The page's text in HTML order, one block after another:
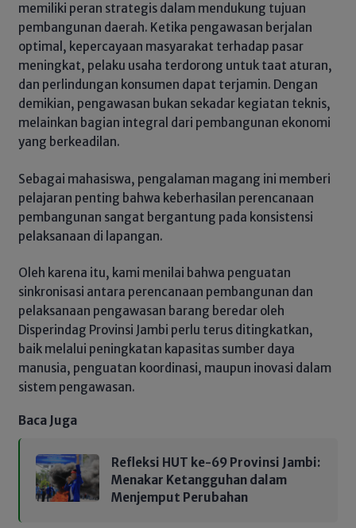
memiliki peran strategis dalam mendukung tujuan
pembangunan daerah. Ketika pengawasan berjalan
optimal, kepercayaan masyarakat terhadap pasar
meningkat, pelaku usaha terdorong untuk taat aturan,
dan perlindungan konsumen dapat terjamin. Dengan
demikian, pengawasan bukan sekadar kegiatan teknis,
melainkan bagian integral dari pembangunan ekonomi
yang berkeadilan.
Sebagai mahasiswa, pengalaman magang ini memberi
pelajaran penting bahwa keberhasilan perencanaan
pembangunan sangat bergantung pada konsistensi
pelaksanaan di lapangan.
Oleh karena itu, kami menilai bahwa penguatan
sinkronisasi antara perencanaan pembangunan dan
pelaksanaan pengawasan barang beredar oleh
Disperindag Provinsi Jambi perlu terus ditingkatkan,
baik melalui peningkatan kapasitas sumber daya
manusia, penguatan koordinasi, maupun inovasi dalam
sistem pengawasan.
Baca Juga
Refleksi HUT ke-69 Provinsi Jambi:
Menakar Ketangguhan dalam
Menjemput Perubahan